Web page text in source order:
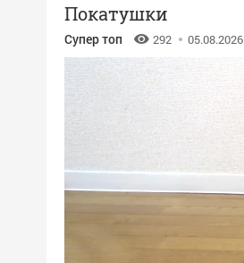
Покатушки
Супер топ 292 05.08.2026